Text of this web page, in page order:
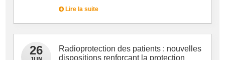
Lire la suite
26
Radioprotection des patients : nouvelles
dispositions renforçant la protection